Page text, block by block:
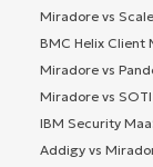
Miradore vs
BMC Helix Client
Miradore vs
Miradore vs
IBM Security
Addigy vs